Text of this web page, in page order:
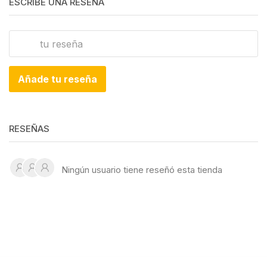
Añade tu reseña
RESEÑAS
Ningún usuario tiene reseñó esta tienda